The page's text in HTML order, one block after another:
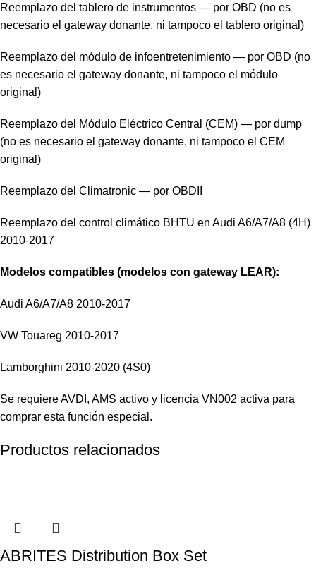
Reemplazo del tablero de instrumentos — por OBD (no es
necesario el gateway donante, ni tampoco el tablero original)
Reemplazo del módulo de infoentretenimiento — por OBD (no
es necesario el gateway donante, ni tampoco el módulo
original)
Reemplazo del Módulo Eléctrico Central (CEM) — por dump
(no es necesario el gateway donante, ni tampoco el CEM
original)
Reemplazo del Climatronic — por OBDII
Reemplazo del control climático BHTU en Audi A6/A7/A8 (4H)
2010-2017
Modelos compatibles (modelos con gateway LEAR):
Audi A6/A7/A8 2010-2017
VW Touareg 2010-2017
Lamborghini 2010-2020 (4S0)
Se requiere AVDI, AMS activo y licencia VN002 activa para
comprar esta función especial.
Productos relacionados
ABRITES Distribution Box Set